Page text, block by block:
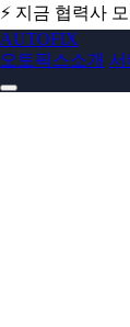
⚡ 지금 협력사
AUTOFIX
오토픽스소개 서
닛산 알티